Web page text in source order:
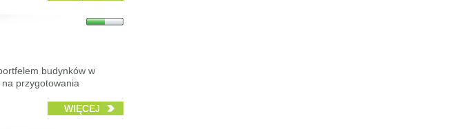
budynków w
przygotowania
WIĘCEJ